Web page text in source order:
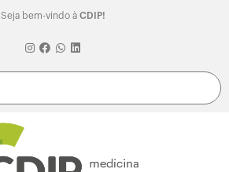
Seja bem-vindo à CDIP!